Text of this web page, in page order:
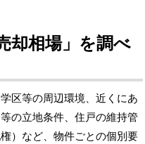
却相場」を調べ
区等の周辺環境、近くにあ
の立地条件、住戸の維持管
）など、物件ごとの個別要